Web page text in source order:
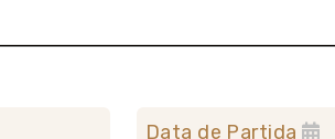
Data de Partida